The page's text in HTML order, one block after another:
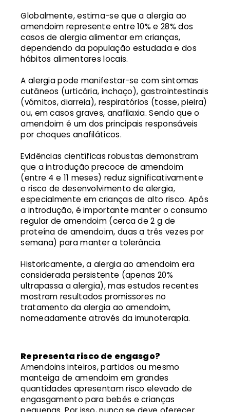
Globalmente, estima-se que a alergia ao
amendoim represente entre 10% e 28% dos
casos de alergia alimentar em crianças,
dependendo da população estudada e dos
hábitos alimentares locais.
A alergia pode manifestar-se com sintomas
cutâneos (urticária, inchaço), gastrointestinais
(vómitos, diarreia), respiratórios (tosse, pieira)
ou, em casos graves, anafilaxia. Sendo que o
amendoim é um dos principais responsáveis
por choques anafiláticos.
Evidências científicas robustas demonstram
que a introdução precoce de amendoim
(entre 4 e 11 meses) reduz significativamente
o risco de desenvolvimento de alergia,
especialmente em crianças de alto risco. Após
a introdução, é importante manter o consumo
regular de amendoim (cerca de 2 g de
proteína de amendoim, duas a três vezes por
semana) para manter a tolerância.
Historicamente, a alergia ao amendoim era
considerada persistente (apenas 20%
ultrapassa a alergia), mas estudos recentes
mostram resultados promissores no
tratamento da alergia ao amendoim,
nomeadamente através da imunoterapia.
Representa risco de engasgo?
Amendoins inteiros, partidos ou mesmo
manteiga de amendoim em grandes
quantidades apresentam risco elevado de
engasgamento para bebés e crianças